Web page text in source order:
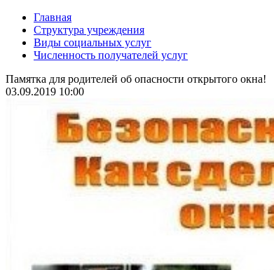
Главная
Структура учреждения
Виды социальных услуг
Численность получателей услуг
Памятка для родителей об опасности открытого окна!
03.09.2019 10:00